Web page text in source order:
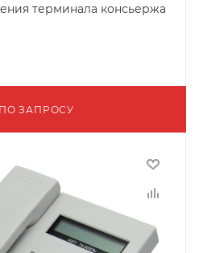
терминала консьержа
ЗАПРОСУ